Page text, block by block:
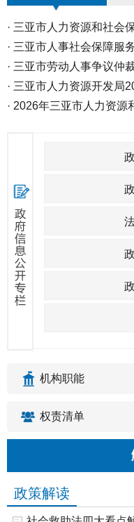
· 三亚市人力资源和社会
· 三亚市人事社会保障服
· 三亚市劳动人事争议仲
· 三亚市人力资源开发局
· 2026年三亚市人力资源
机构职能
权责清单
政策解读